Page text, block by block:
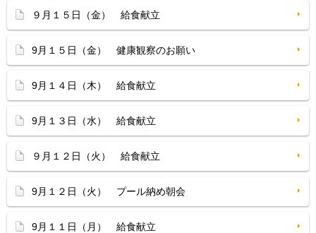
９月１５日（金） 給食献立
9月１５日（金） 健康観察のお願い
9月１４日（木） 給食献立
9月１３日（水） 給食献立
９月１２日（火） 給食献立
9月１２日（火） プール納め朝会
9月１１日（月） 給食献立